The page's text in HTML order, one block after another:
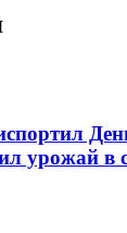
урожай в